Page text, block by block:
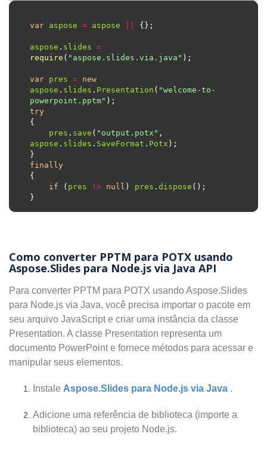
var aspose = aspose
aspose . slides =
require ( "aspose.slides.via.java"
var pres = new
aspose . slides . Presentation ( "welcome-to-
powerpoint.pptm"
try
pres . save ( "output.potx"
aspose . slides . SaveFormat . Potx
finally
if ( pres != null ) pres . dispose
Como converter PPTM para POTX usando
Aspose.Slides para Node.js via Java API
Para converter PPTM para POTX usando Aspose.Slides
para Node.js via Java, você precisa importar o pacote em
seu arquivo JavaScript e criar uma instância da classe
Presentation. A classe Presentation representa um
documento PowerPoint e fornece métodos para acessar e
manipular seus elementos.
Instale Aspose.Slides para Node.js via Java .
Adicione uma referência de biblioteca (importe a
biblioteca) ao seu projeto Node.js.